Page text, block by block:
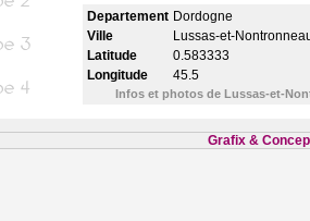
Departement Dordogne
Ville
Lussas-et-
Latitude
0.583333
Longitude
45.5
Infos et photos de Lussas-et-
Grafix &